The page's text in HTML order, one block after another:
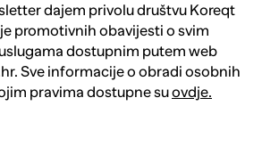
dajem privolu društvu Koreqt
promotivnih obavijesti o svim
dostupnim putem web
Sve informacije o obradi osobnih
pravima dostupne suovdje.